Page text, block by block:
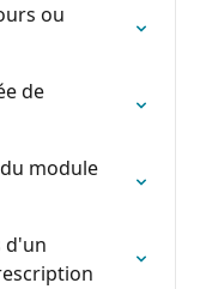
ou
de
du module
d'un